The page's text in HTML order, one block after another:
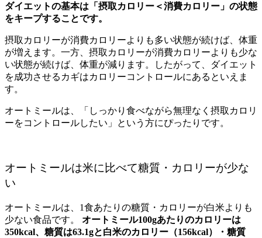
ダイエットの基本は「摂取カロリー＜消費カロリー」の状態
をキープすることです。
摂取カロリーが消費カロリーよりも多い状態が続けば、体重
が増えます。一方、摂取カロリーが消費カロリーよりも少な
い状態が続けば、体重が減ります。したがって、ダイエット
を成功させるカギはカロリーコントロールにあるといえま
す。
オートミールは、「しっかり食べながら無理なく摂取カロリ
ーをコントロールしたい」という方にぴったりです。
オートミールは米に比べて糖質・カロリーが少な
い
オートミールは、1食あたりの糖質・カロリーが白米よりも
少ない食品です。
オートミール100gあたりのカロリーは
350kcal、糖質は63.1gと白米のカロリー（156kcal）・糖質